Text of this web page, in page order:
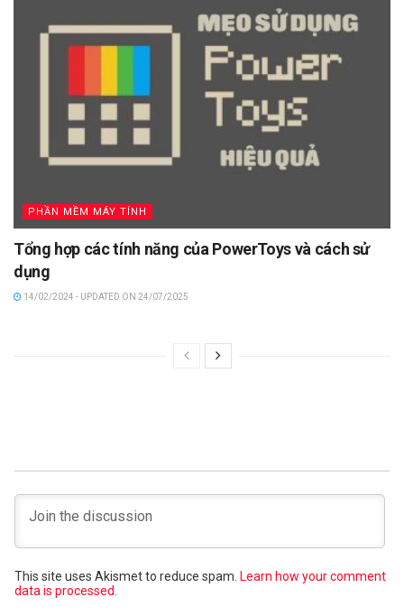
PHẦN MỀM MÁY TÍNH
Tổng hợp các tính năng của PowerToys và cách sử
dụng
14/02/2024 - UPDATED ON 24/07/2025
This site uses Akismet to reduce spam. Learn how your comment
data is processed.